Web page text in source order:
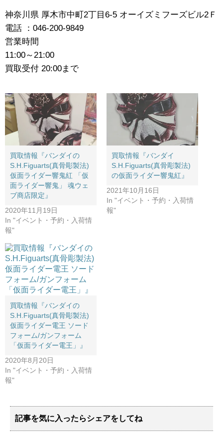
神奈川県 厚木市中町2丁目6-5 オーイズミフーズビル2Ｆ
電話 ：046-200-9849
営業時間
11:00～21:00
買取受付 20:00まで
買取情報『バンダイの
S.H.Figuarts(真骨彫製法) ​
仮面ライダー響鬼紅 ​「仮
面ライダー響鬼」 ​魂ウェ
ブ商店限定』
2020年11月19日
In "イベント・予約・入荷情
報"
買取情報『バンダイ
S.H.Figuarts(真骨彫製法)
の​仮面ライダー響鬼紅』
2021年10月16日
In "イベント・予約・入荷情
報"
買取情報『バンダイの
S.H.Figuarts(真骨彫製法) ​
仮面ライダー電王 ​ソード
フォーム/ガンフォーム ​
「仮面ライダー電王」』
2020年8月20日
In "イベント・予約・入荷情
報"
記事を気に入ったらシェアをしてね